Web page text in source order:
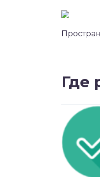
Где